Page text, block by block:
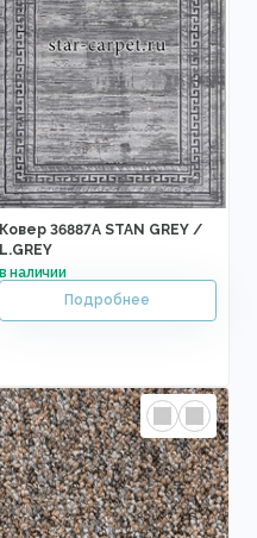
Ковер 36887A STAN GREY /
L.GREY